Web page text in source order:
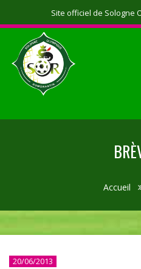
Site officiel de Sologne
Accueil
20/06/2013